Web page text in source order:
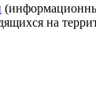
на